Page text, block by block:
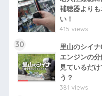
補聴器より
い！
415 views
30
里山のシイ
エンジンの分
見ているだ
う？
381 views